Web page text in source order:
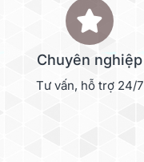
Chuyên nghiệp
Tư vấn, hỗ trợ 24/7